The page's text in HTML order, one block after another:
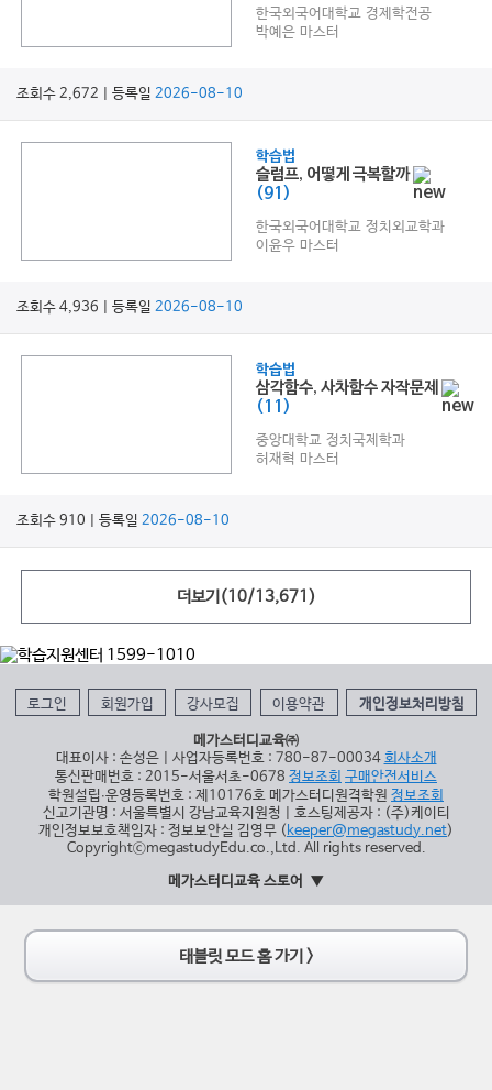
한국외국어대학교 경제학전공
박예은 마스터
조회수 2,672 | 등록일 2026-08-10
학습법
슬럼프, 어떻게 극복할까
(91)
한국외국어대학교 정치외교학과
이윤우 마스터
조회수 4,936 | 등록일 2026-08-10
학습법
삼각함수, 사차함수 자작문제
(11)
중앙대학교 정치국제학과
허재혁 마스터
조회수 910 | 등록일 2026-08-10
더보기(10/13,671 )
로그인 회원가입 강사모집 이용약관 개인정보처리방침
메가스터디교육㈜
대표이사 : 손성은 | 사업자등록번호 : 780-87-00034 회사소개
통신판매번호 : 2015-서울서초-0678 정보조회 구매안전서비스
학원설립∙운영등록번호 : 제10176호 메가스터디원격학원 정보조회
신고기관명 : 서울특별시 강남교육지원청 | 호스팅제공자 : (주)케이티
개인정보보호책임자 : 정보보안실 김영무 (keeper@megastudy.net)
CopyrightⓒmegastudyEdu.co.,Ltd. All rights reserved.
메가스터디교육 스토어
태블릿 모드 홈 가기 >